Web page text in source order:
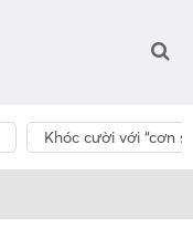
Khóc cười với “cơn